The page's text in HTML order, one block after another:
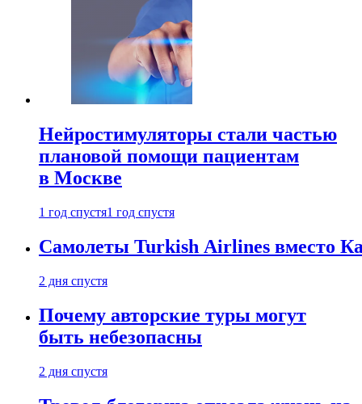
Нейростимуляторы стали частью
плановой помощи пациентам
в Москве
1 год спустя1 год спустя
Самолеты Turkish Airlines вместо
2 дня спустя
Почему авторские туры могут
быть небезопасны
2 дня спустя